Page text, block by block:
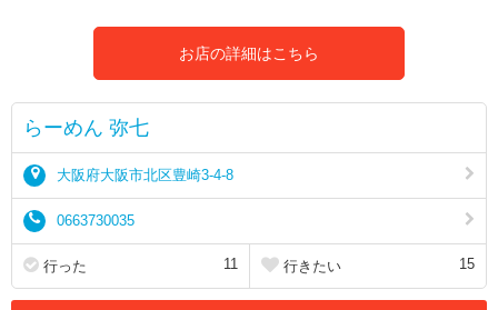
お店の詳細はこちら
らーめん 弥七
大阪府大阪市北区豊崎3-4-8
0663730035
行った 11 行きたい 15